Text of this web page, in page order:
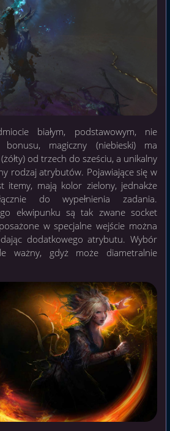
białym, podstawowym, nie
bonusu, magiczny (niebieski) ma
od trzech do sześciu, a unikalny
rodzaj atrybutów. Pojawiające się w
itemy, mają kolor zielony, jednakże
do wypełnienia zadania.
ekwipunku są tak zwane socket
w specjalne wejście można
dodatkowego atrybutu. Wybór
ważny, gdyż może diametralnie